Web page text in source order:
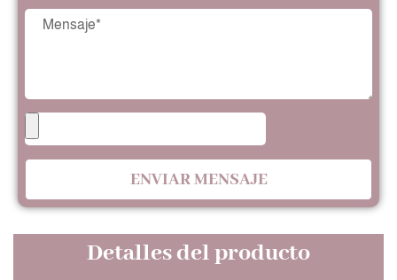
ENVIAR MENSAJE
Detalles del producto